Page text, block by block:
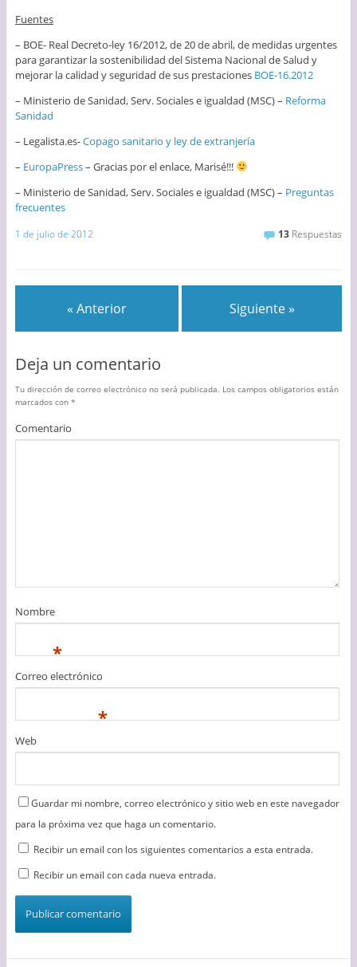
Fuentes
– BOE- Real Decreto-ley 16/2012, de 20 de abril, de medidas urgentes
para garantizar la sostenibilidad del Sistema Nacional de Salud y
mejorar la calidad y seguridad de sus prestaciones BOE-16.2012
– Ministerio de Sanidad, Serv. Sociales e igualdad (MSC) – Reforma
Sanidad
– Legalista.es-Copago sanitario y ley de extranjería
– EuropaPress– Gracias por el enlace, Marisé!!!
– Ministerio de Sanidad, Serv. Sociales e igualdad (MSC) – Preguntas
frecuentes
1 de julio de 2012 13 Respuestas
« Anterior Siguiente »
Deja un comentario
Tu dirección de correo electrónico no será publicada. Los campos obligatorios están
marcados con *
Comentario
Nombre
*
Correo electrónico
*
Web
Guardar mi nombre, correo electrónico y sitio web en este navegador
para la próxima vez que haga un comentario.
Recibir un email con los siguientes comentarios a esta entrada.
Recibir un email con cada nueva entrada.